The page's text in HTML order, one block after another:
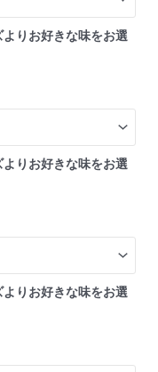
よりお好きな味をお選
よりお好きな味をお選
よりお好きな味をお選